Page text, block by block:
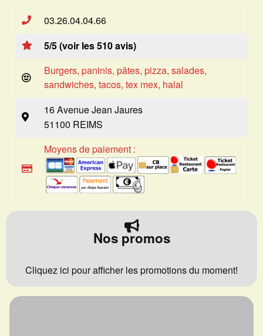
03.26.04.04.66
5/5 (voir les 510 avis)
Burgers, paninis, pâtes, pizza, salades,
sandwiches, tacos, tex mex, halal
16 Avenue Jean Jaures
51100 REIMS
Moyens de paiement :
Nos promos
Cliquez ici pour afficher les promotions du moment!